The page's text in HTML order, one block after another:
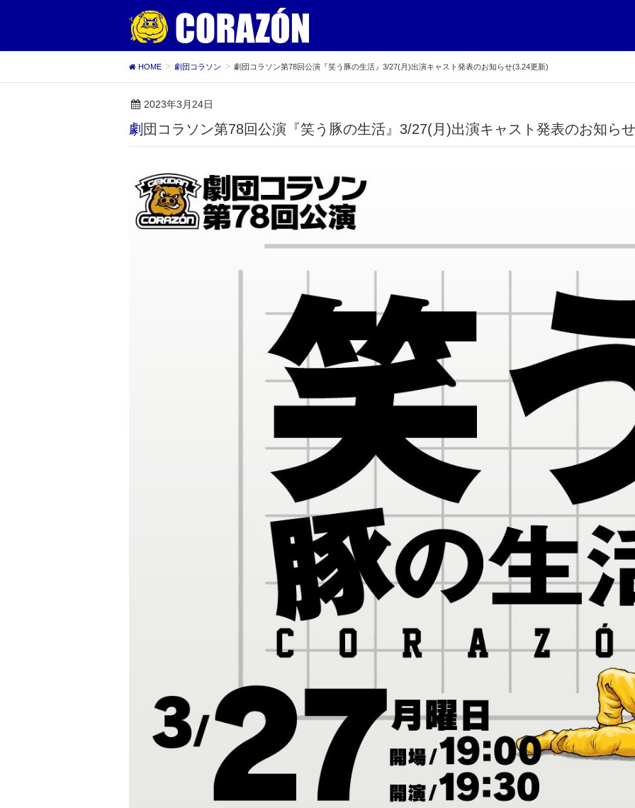
HOME 劇団コラソン 劇団コラソン第78回公演『笑う豚の生活』3/27(月)出演キャスト発表のお知らせ(3.24更新)
2023年3月24日
劇団コラソン第78回公演『笑う豚の生活』3/27(月)出演キャスト発表のお知ら